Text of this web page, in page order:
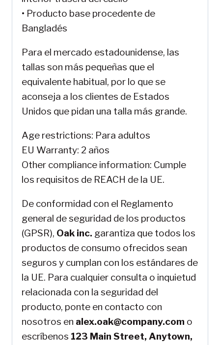
• Producto base procedente de
Bangladés
Para el mercado estadounidense, las
tallas son más pequeñas que el
equivalente habitual, por lo que se
aconseja a los clientes de Estados
Unidos que pidan una talla más grande.
Age restrictions: Para adultos
EU Warranty: 2 años
Other compliance information: Cumple
los requisitos de REACH de la UE.
De conformidad con el Reglamento
general de seguridad de los productos
(GPSR), Oak inc. garantiza que todos los
productos de consumo ofrecidos sean
seguros y cumplan con los estándares de
la UE. Para cualquier consulta o inquietud
relacionada con la seguridad del
producto, ponte en contacto con
nosotros en alex.oak@company.com o
escríbenos 123 Main Street, Anytown,